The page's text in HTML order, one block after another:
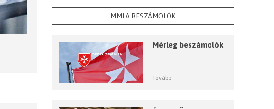
MMLA BESZÁMOLÓK
Mérleg beszámolók
Tovább